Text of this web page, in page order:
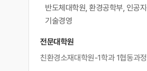
반도체대학원, 환경공학부, 인공
기술경영
전문대학원
친환경소재대학원-1학과 1협동과